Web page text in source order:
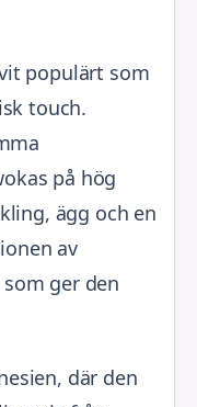
populärt som
touch.
på hög
ägg och en
av
ger den
där den